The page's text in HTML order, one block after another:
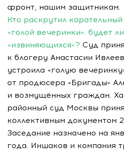
фронт, нашим защитникам.
Кто раскрутил
«голой вечеринки»: будет
«извиняющихся»? Суд
к блогеру Анастасии
устроила «голую
от продюсера «Бригады»
и возмущённых граждан.
районный суд Москвы
коллективным документом
Заседание назначено на
года. Иншаков и компания